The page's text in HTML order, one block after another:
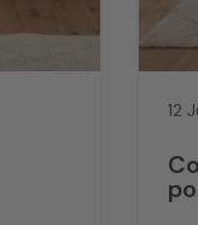
Nos
garnissage
lors de
12